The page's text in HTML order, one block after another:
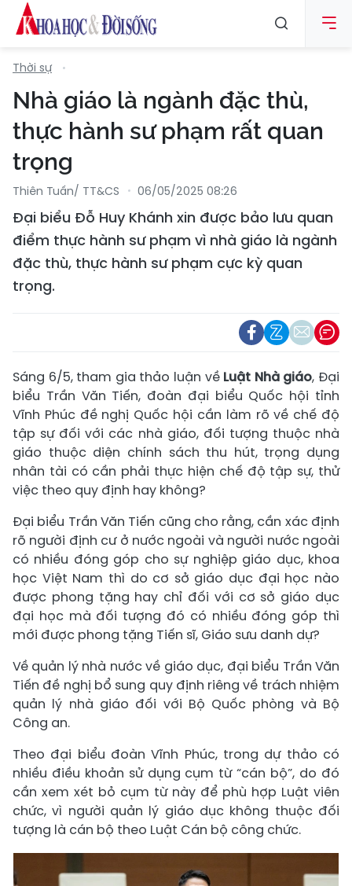
Thời sự
Nhà giáo là ngành đặc thù,
thực hành sư phạm rất quan
trọng
Thiên Tuấn/ TT&CS 06/05/2025 08:26
Đại biểu Đỗ Huy Khánh xin được bảo lưu quan
điểm thực hành sư phạm vì nhà giáo là ngành
đặc thù, thực hành sư phạm cực kỳ quan
trọng.
Sáng 6/5, tham gia thảo luận về Luật Nhà giáo, Đại
biểu Trần Văn Tiến, đoàn đại biểu Quốc hội tỉnh
Vĩnh Phúc đề nghị Quốc hội cần làm rõ về chế độ
tập sự đối với các nhà giáo, đối tượng thuộc nhà
giáo thuộc diện chính sách thu hút, trọng dụng
nhân tài có cần phải thực hiện chế độ tập sự, thử
việc theo quy định hay không?
Đại biểu Trần Văn Tiến cũng cho rằng, cần xác định
rõ người định cư ở nước ngoài và người nước ngoài
có nhiều đóng góp cho sự nghiệp giáo dục, khoa
học Việt Nam thì do cơ sở giáo dục đại học nào
được phong tặng hay chỉ đối với cơ sở giáo dục
đại học mà đối tượng đó có nhiều đóng góp thì
mới được phong tặng Tiến sĩ, Giáo sưu danh dự?
Về quản lý nhà nước về giáo dục, đại biểu Trần Văn
Tiến đề nghị bổ sung quy định riêng về trách nhiệm
quản lý nhà giáo đối với Bộ Quốc phòng và Bộ
Công an.
Theo đại biểu đoàn Vĩnh Phúc, trong dự thảo có
nhiều điều khoản sử dụng cụm từ “cán bộ”, do đó
cần xem xét bỏ cụm từ này để phù hợp Luật viên
chức, vì người quản lý giáo dục không thuộc đối
tượng là cán bộ theo Luật Cán bộ công chức.